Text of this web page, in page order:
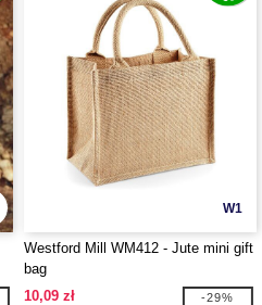
W1
Westford Mill WM412 - Jute mini gift
bag
10,09 zł
-29%